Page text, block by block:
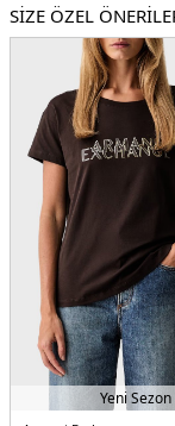
Kalıp Bilgisi:Regular Fit
Yaş Grubu:Yetişkin
Menşei:Vietnam
SİZE ÖZEL
Yeni Sezon